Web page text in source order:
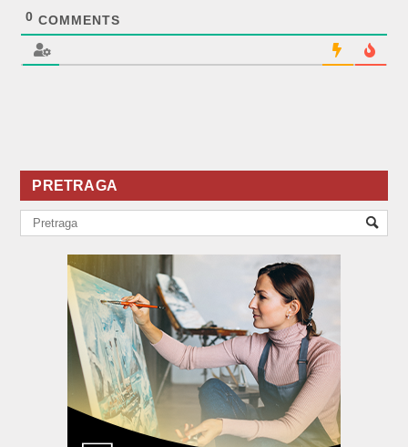
0 COMMENTS
PRETRAGA